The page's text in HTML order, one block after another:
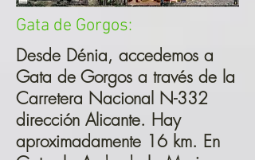
Gata de Gorgos:
Desde Dénia, accedemos a
Gata de Gorgos a través de la
Carretera Nacional N-332
dirección Alicante. Hay
aproximadamente 16 km. En